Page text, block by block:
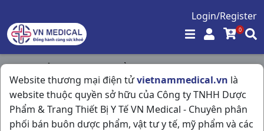
Login/Register
0
Website thương mại điện tửvietnammedical.vn là
website thuộc quyền sở hữu của Công ty TNHH Dược
Phẩm & Trang Thiết Bị Y Tế VN Medical - Chuyên phân
phối bán buôn dược phẩm, vật tư y tế, mỹ phẩm và các
Trang chủ / Hóa - Mỹ Phẩm /
Acnes Scar Care T12gr Rohto